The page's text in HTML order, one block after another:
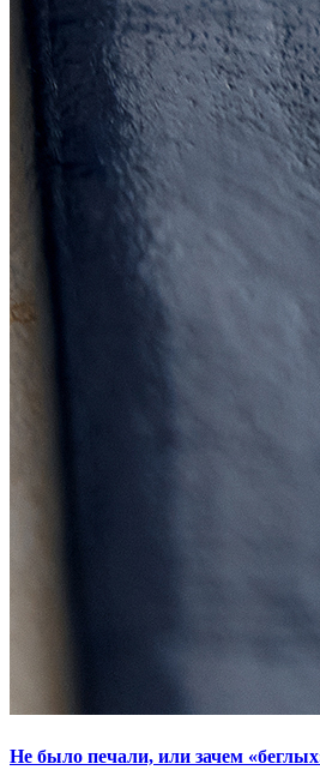
Не было печали, или зачем